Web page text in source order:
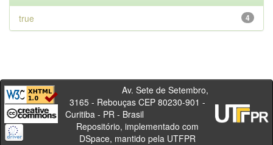
4
true
Av. Sete de Setembro,
3165 - Rebouças CEP 80230-901 -
Curitiba - PR - Brasil
Repositório, implementado com
DSpace, mantido pela UTFPR